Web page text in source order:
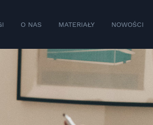
O NAS MATERIAŁY NOWOŚCI